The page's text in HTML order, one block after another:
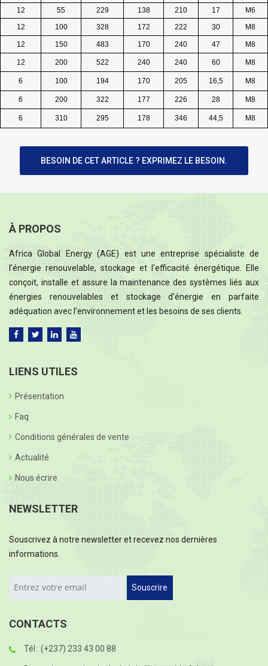
12
55 229 138 210 17
M6
12
100 328 172 222 30 M8
12 150 483 170 240 47 M8
12 200 522 240 240 60 M8
6 100 194 170 205 16,5 M8
6 200 322 177 226 28 M8
6 310 295 178 346 44,5 M8
BESOIN DE CET ARTICLE ? EXPRIMEZ LE BESOIN.
À PROPOS
Africa Global Energy (AGE) est une entreprise spécialiste de
l’énergie renouvelable, stockage et l’efficacité énergétique. Elle
conçoit, installe et assure la maintenance des systèmes liés aux
énergies renouvelables et stockage d’énergie en parfaite
adéquation avec l’environnement et les besoins de ses clients.
LIENS UTILES
Présentation
Faq
Conditions générales de vente
Actualité
Nous écrire
NEWSLETTER
Souscrivez à notre newsletter et recevez nos dernières
informations.
Souscrire
CONTACTS
Tél : (+237) 233 43 00 88